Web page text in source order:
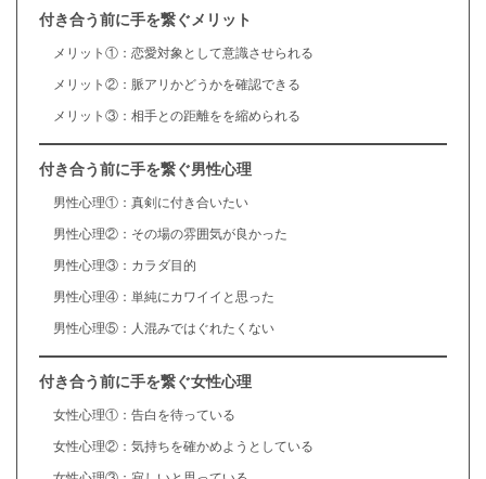
付き合う前に手を繋ぐメリット
メリット①：恋愛対象として意識させられる
メリット②：脈アリかどうかを確認できる
メリット③：相手との距離をを縮められる
付き合う前に手を繋ぐ男性心理
男性心理①：真剣に付き合いたい
男性心理②：その場の雰囲気が良かった
男性心理③：カラダ目的
男性心理④：単純にカワイイと思った
男性心理⑤：人混みではぐれたくない
付き合う前に手を繋ぐ女性心理
女性心理①：告白を待っている
女性心理②：気持ちを確かめようとしている